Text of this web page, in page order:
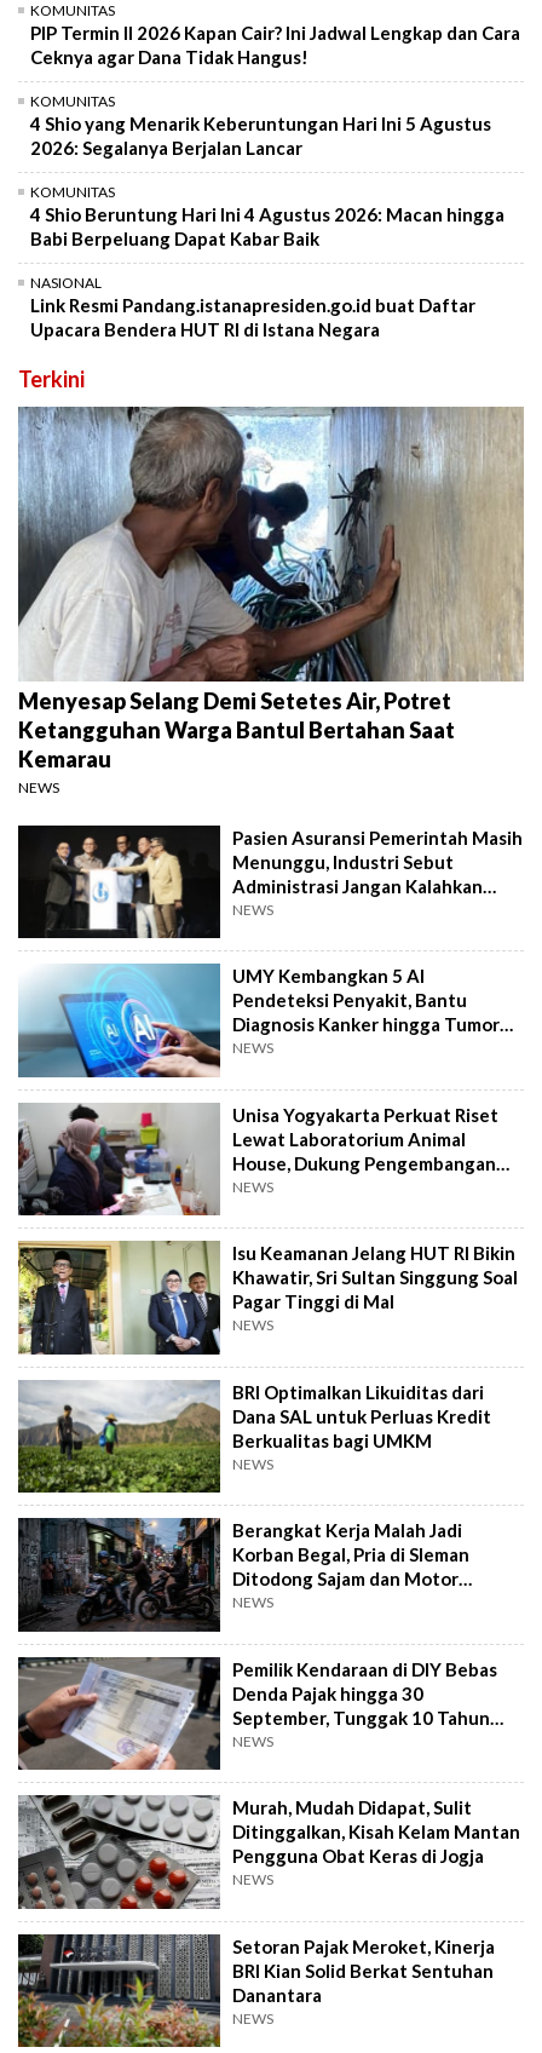
KOMUNITAS
PIP Termin II 2026 Kapan Cair? Ini Jadwal Lengkap dan Cara
Ceknya agar Dana Tidak Hangus!
KOMUNITAS
4 Shio yang Menarik Keberuntungan Hari Ini 5 Agustus
2026: Segalanya Berjalan Lancar
KOMUNITAS
4 Shio Beruntung Hari Ini 4 Agustus 2026: Macan hingga
Babi Berpeluang Dapat Kabar Baik
NASIONAL
Link Resmi Pandang.istanapresiden.go.id buat Daftar
Upacara Bendera HUT RI di Istana Negara
Terkini
Menyesap Selang Demi Setetes Air, Potret
Ketangguhan Warga Bantul Bertahan Saat
Kemarau
NEWS
Pasien Asuransi Pemerintah Masih
Menunggu, Industri Sebut
Administrasi Jangan Kalahkan
Kemanusiaan
NEWS
UMY Kembangkan 5 AI
Pendeteksi Penyakit, Bantu
Diagnosis Kanker hingga Tumor
Otak Lebih Cepat
NEWS
Unisa Yogyakarta Perkuat Riset
Lewat Laboratorium Animal
House, Dukung Pengembangan
Kandidat Obat
NEWS
Isu Keamanan Jelang HUT RI Bikin
Khawatir, Sri Sultan Singgung Soal
Pagar Tinggi di Mal
NEWS
BRI Optimalkan Likuiditas dari
Dana SAL untuk Perluas Kredit
Berkualitas bagi UMKM
NEWS
Berangkat Kerja Malah Jadi
Korban Begal, Pria di Sleman
Ditodong Sajam dan Motor
Digasak
NEWS
Pemilik Kendaraan di DIY Bebas
Denda Pajak hingga 30
September, Tunggak 10 Tahun
Cukup Bayar 5 Tahun
NEWS
Murah, Mudah Didapat, Sulit
Ditinggalkan, Kisah Kelam Mantan
Pengguna Obat Keras di Jogja
NEWS
Setoran Pajak Meroket, Kinerja
BRI Kian Solid Berkat Sentuhan
Danantara
NEWS